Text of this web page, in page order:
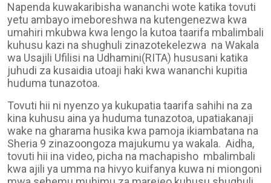
Napenda kuwakaribisha wananchi wote katika tovuti
yetu ambayo imeboreshwa na kutengenezwa kwa
umahiri mkubwa kwa lengo la kutoa taarifa mbalimbali
kuhusu kazi na shughuli zinazotekelezwa na Wakala
wa Usajili Ufilisi na Udhamini(RITA) hususani katika
juhudi za kusaidia utoaji haki kwa wananchi kupitia
huduma tunazotoa.
Tovuti hii ni nyenzo ya kukupatia taarifa sahihi na za
kina kuhusu aina ya huduma tunazotoa, upatiakanaji
wake na gharama husika kwa pamoja ikiambatana na
Sheria 9 zinazoongoza majukumu ya wakala. Aidha,
tovuti hii ina video, picha na machapisho mbalimbali
kwa ajili ya umma na hivyo kuifanya kuwa ni miongoni